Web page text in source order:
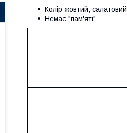
Колір жовтий, салатовий
Немає "пам'яті"